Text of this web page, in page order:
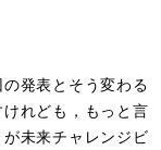
発表とそう変わる
れども，もっと言
未来チャレンジビ